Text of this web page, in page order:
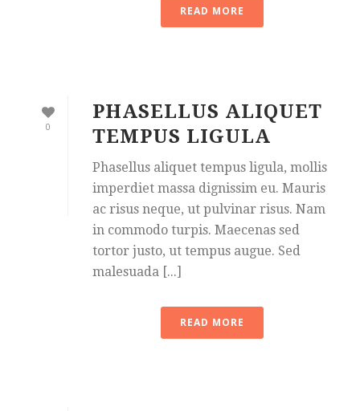
READ MORE
0
PHASELLUS ALIQUET
TEMPUS LIGULA
Phasellus aliquet tempus ligula, mollis
imperdiet massa dignissim eu. Mauris
ac risus neque, ut pulvinar risus. Nam
in commodo turpis. Maecenas sed
tortor justo, ut tempus augue. Sed
malesuada [...]
READ MORE